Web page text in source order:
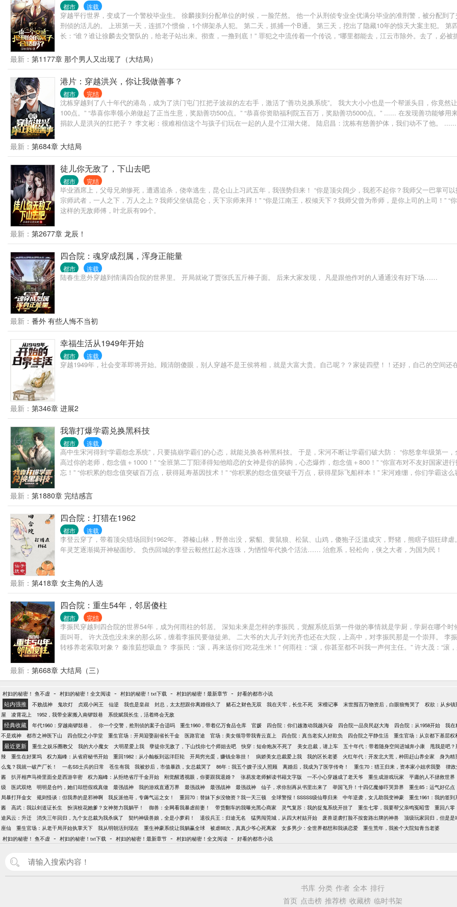
都市 连载
穿越平行世界，变成了一个警校毕业生。 徐麟接到分配单位的时候，一脸茫然。 他一个从刑侦专业全优满分毕业的准刑警，被分配到
刑侦的活儿的。 上班第一天，连抓7个惯偷，1个绑架杀人犯。 第二天，抓捕一个B通。 第三天，挖出了隐藏10年的惊天大案主犯。
长：“谁？谁让徐麟去交警队的，给老子站出来。彻查，一撸到底！” 罪犯之中流传着一个传说，“哪里都能去，江云市除外。去了，必被
最新： 第1177章 那个男人又出现了（大结局）
港片：穿越洪兴，你让我做善事？
都市 完结
沈栋穿越到了八十年代的港岛，成为了洪门屯门扛把子波叔的左右手，激活了“善功兑换系统”。 我大大小小也是一个帮派头目，你竟
100点。” “恭喜你率领小弟做起了正当生意，奖励善功500点。” “恭喜你资助福利院五百万，奖励善功5000点。” ...... 在发现善功能够
捐款人是洪兴的扛把子？ 李文彬：很难相信这个与孩子们玩在一起的人是个江湖大佬。 陆启昌：沈栋有慈善护体，我们动不了他。
最新： 第684章 大结局
徒儿你无敌了，下山去吧
都市 完结
毕业酒席上，父母兄弟惨死，遭遇追杀，侥幸逃生，昆仑山上习武五年，我强势归来！ “你是顶尖阔少，我惹不起你？我师父一巴掌可
宗师武者，一人之下，万人之上？我师父坐镇昆仑，天下宗师来拜！” “你是江南王，权倾天下？我师父曾为帝师，是你上司的上司！”
这样的无敌师傅，叶北辰有99个。
最新： 第2677章 龙辰！
四合院：魂穿成烈属，浑身正能量
都市 连载
陆春生意外穿越到情满四合院的世界里。 开局就讹了贾张氏五斤棒子面。 后来大家发现， 凡是跟他作对的人通通没有好下场……
最新： 番外 有些人悔不当初
幸福生活从1949年开始
都市 连载
穿越1949年，社会变革即将开始。顾清朗傻眼，别人穿越不是王侯将相，就是大富大贵。自己呢？？家徒四壁！！还好，自己的空间
最新： 第346章 进展2
我靠打爆学霸兑换黑科技
都市 连载
高中生宋河得到“学霸怨念系统”，只要搞崩学霸们的心态，就能兑换各种黑科技。 于是，宋河不断让学霸们破大防： “你怒拿年级第一
高过你的老师，怨念值＋1000！” “全班第二丁阳泽得知他暗恋的女神是你的舔狗，心态爆炸，怨念值＋800！” “你宣布对不友好国家进
忘！” “你积累的怨念值突破百万点，获得延寿基因技术！” “你积累的怨念值突破千万点，获得星际飞船样本！” 宋河难绷，你们学霸
最新： 第1880章 完结感言
四合院：打猎在1962
都市 连载
李登云穿了，带着顶尖猎场回到1962年。 莽榛山林，野兽出没，紫貂、黄鼠狼、松鼠、山鸡，傻狍子泛滥成灾，野猪，熊瞎子猖狂肆
年灵芝逐渐揭开神秘面纱。 负伤回城的李登云毅然扛起水连珠，为恓惶年代换个活法…… 治愈系，轻松向，侠之大者，为国为民！
最新： 第418章 女主角的人选
四合院：重生54年，邻居傻柱
都市 完结
李振民穿越到四合院的世界54年，成为何雨柱的邻居。 深知未来是怎样的李振民，觉醒系统后第一件做的事情就是学厨，学厨在哪个
面叫哥。 许大茂也没未来的那么坏，缠着李振民要做徒弟。 二大爷的大儿子刘光齐也还在大院，上高中，对李振民那是一个崇拜。
转移养老索取对象？ 秦淮茹想吸血？ 李振民：“滚，再来送你们吃花生米！” 何雨柱：“滚，你甚至都不叫我一声何主任。” 许大茂：“滚
最新： 第668章 大结局（三）
村妇的秘密！ 鱼不虚 - 村妇的秘密！全文阅读 - 村妇的秘密！txt下载 - 村妇的秘密！最新章节 - 好看的都市小说
站内强推 不败战神 鬼吹灯 贞观小闲王 仙逆 我也是皇叔 封总，太太想跟你离婚很久了 赌石之财色无双 我在天牢，长生不死 宋檀记事 末世囤百万物资后，白眼狼悔哭了 权欲：从乡
屋
凌霄花上 1952，我带全家搬入南锣鼓巷 系统赋我长生，活着终会无敌
经典收藏 年代1960：穿越南锣鼓巷， 你一个交警，抢刑侦的案子合适吗 重生1960，带着亿万食品仓库 官媛 四合院：你们越激动我越兴奋 四合院一品良民赵大海 四合院：从1958开始 我在
不是戏神
都市之神医下山 四合院之小学堂 重生官场：开局迎娶副省长千金 医路官途 官场：美女领导带我青云直上 四合院：真当老实人好欺负 四合院之平静生活 重生官场：从京都下基层权
最近更新 重生之娱乐圈教父 我的大小魔女 大明星爱上我 孽徒你无敌了，下山找你七个师姐去吧 快穿：短命炮灰不死了 美女总裁，请上车 五十年代：带着随身空间进城奔小康 甩我是吧
辣
重生在好莱坞 权力巅峰：从省府秘书开始 重回1982：从小舢板到远洋巨轮 开局穷光蛋，赚钱全靠挂！ 病娇美女总裁爱上我 我的区长老婆 火红年代：开发北大荒，种田赶山养全家 身为精
么鬼？我就一破产厂长！
一名SS士兵的日常 苍生有我 我被炒后，市值暴跌，女总裁哭了 86年：我五个嫂子没人照顾 离婚后，我成为了医学传奇！ 重生70：猎王归来，资本家小姐求我娶 律政
酱
扒开相声马褂里面全是西游辛密 权力巅峰：从拒绝省厅千金开始 刚觉醒透视眼，你要跟我退婚？ 张易发老师解读书籍文字版 一不小心穿越成了老天爷 重生成游戏玩家 平庸的人不拯救世界
级
医武双绝 明明是合约，她们却想假戏真做 最强战神 我的游戏直通万界 最强战神 最强战神 最强战神 仙子，求你别再从书里出来了 举国飞升！十四亿魔修吓哭异界 重生85：运气好亿点
局暴打拜金女
规则怪谈：但我养的是邪神啊 我反派他哥，专薅气运之女！ 重回70：替妹下乡没物资？我一天三顿 全球警报！SSSSS级仙尊归来 中年逆袭，女儿助我变神豪 重生1961：我的签到
酱
高武：我以剑道证长生 扮演校花她爹？女神努力我躺平！ 御兽：全网看我暴虐前妻！ 带货翻车的我曝光黑心商家 灵气复苏：我的捉鬼系统开挂了 重生七零，我要帮父亲鸣冤昭雪 重回八零
途风云：升迁
消失三年回归，九个女总裁为我杀疯了 契约神级兽娘，全是小萝莉！ 退役兵王：归途无名 猛男闯莞城，从四大村姑开始 废兽逆袭打脸不按套路出牌的神兽 顶级玩家回归，但是是
座仙
重生官场：从老干局开始执掌天下 我从明朝活到现在 重生神豪系统让我躺赢全球 被虐88次，真真少爷心死离家 女多男少：全世界都想和我谈恋爱
重生荒年，我捡个大院知青当老婆
村妇的秘密！ 鱼不虚 - 村妇的秘密！txt下载 - 村妇的秘密！最新章节 - 村妇的秘密！全文阅读 - 好看的都市小说
书库 分类 作者 全本 排行
首页 点击榜 推荐榜 收藏榜 临时书架